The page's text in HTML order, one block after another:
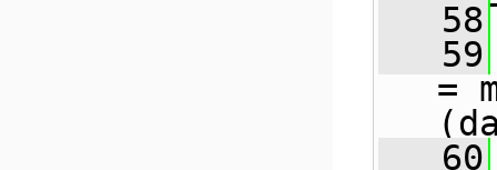
   58
   59
=
   60